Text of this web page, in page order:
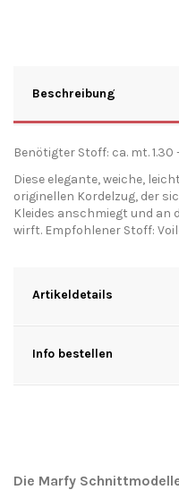
Beschreibung
Benötigter Stoff: ca. mt. 1.30
Diese elegante, weiche,
originellen Kordelzug, der
Kleides anschmiegt und an
wirft. Empfohlener Stoff:
Artikeldetails
Info bestellen
Die Marfy